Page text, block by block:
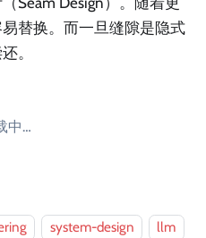
替换。而一旦缝隙是隐式
。
中…
system-design
llm